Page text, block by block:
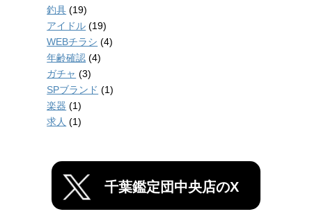
釣具 (19)
アイドル (19)
WEBチラシ (4)
年齢確認 (4)
ガチャ (3)
SPブランド (1)
楽器 (1)
求人 (1)
千葉鑑定団中央店のX